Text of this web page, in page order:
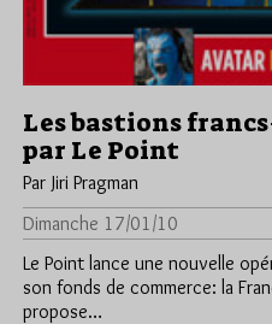
Les bastions
par Le Point
Par Jiri Pragman
Dimanche 17/01/10
Le Point lance une nouvelle
son fonds de commerce: la
propose…